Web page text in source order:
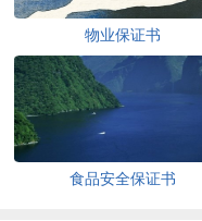
物业保证书
食品安全保证书